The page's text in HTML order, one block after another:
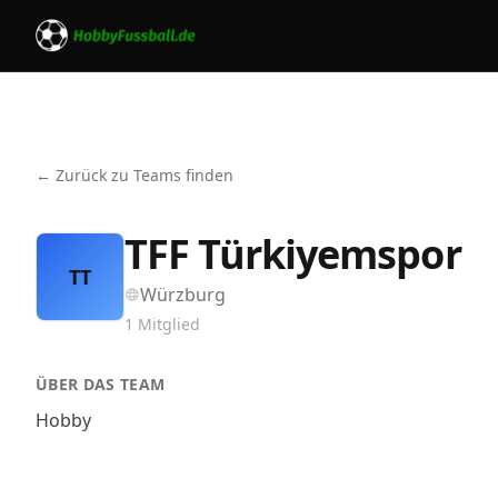
← Zurück zu Teams finden
TT TFF Türkiyemspor
Würzburg
1 Mitglied
ÜBER DAS TEAM
Hobby